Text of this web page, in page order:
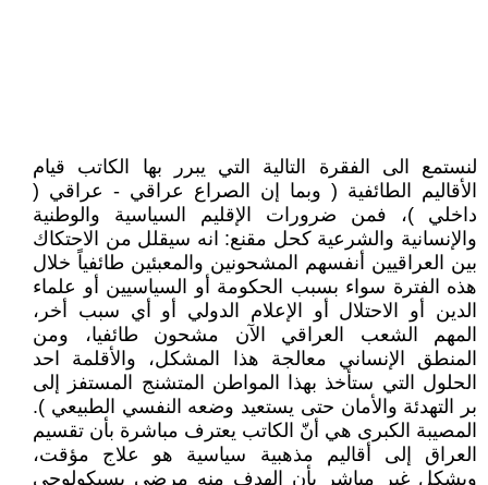
لنستمع الى الفقرة التالية التي يبرر بها الكاتب قيام
الأقاليم الطائفية ( وبما إن الصراع عراقي - عراقي (
داخلي )، فمن ضرورات الإقليم السياسية والوطنية
والإنسانية والشرعية كحل مقنع: انه سيقلل من الاحتكاك
بين العراقيين أنفسهم المشحونين والمعبئين طائفياً خلال
هذه الفترة سواء بسبب الحكومة أو السياسيين أو علماء
الدين أو الاحتلال أو الإعلام الدولي أو أي سبب أخر،
المهم الشعب العراقي الآن مشحون طائفيا، ومن
المنطق الإنساني معالجة هذا المشكل، والأقلمة احد
الحلول التي ستأخذ بهذا المواطن المتشنج المستفز إلى
بر التهدئة والأمان حتى يستعيد وضعه النفسي الطبيعي ).
المصيبة الكبرى هي أنّ الكاتب يعترف مباشرة بأن تقسيم
العراق إلى أقاليم مذهبية سياسية هو علاج مؤقت،
وبشكل غير مباشر بأن الهدف منه مرضي بسيكولوجي